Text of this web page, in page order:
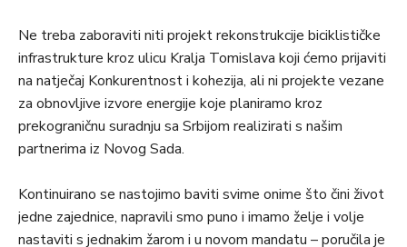
Ne treba zaboraviti niti projekt rekonstrukcije biciklističke
infrastrukture kroz ulicu Kralja Tomislava koji ćemo prijaviti
na natječaj Konkurentnost i kohezija, ali ni projekte vezane
za obnovljive izvore energije koje planiramo kroz
prekograničnu suradnju sa Srbijom realizirati s našim
partnerima iz Novog Sada.
Kontinuirano se nastojimo baviti svime onime što čini život
jedne zajednice, napravili smo puno i imamo želje i volje
nastaviti s jednakim žarom i u novom mandatu – poručila je